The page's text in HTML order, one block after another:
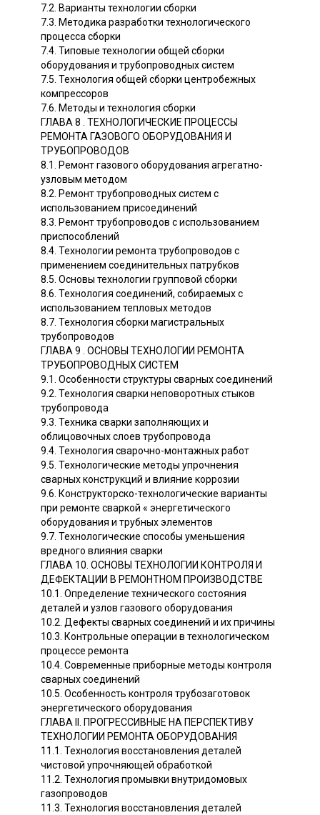
7.2. Варианты технологии сборки
7.3. Методика разработки технологического
процесса сборки
7.4. Типовые технологии общей сборки
оборудования и трубопроводных систем
7.5. Технология общей сборки центробежных
компрессоров
7.6. Методы и технология сборки
ГЛАВА 8 . ТЕХНОЛОГИЧЕСКИЕ ПРОЦЕССЫ
РЕМОНТА ГАЗОВОГО ОБОРУДОВАНИЯ И
ТРУБОПРОВОДОВ
8.1. Ремонт газового оборудования агрегатно-
узловым методом
8.2. Ремонт трубопроводных систем с
использованием присоединений
8.3. Ремонт трубопроводов с использованием
приспособлений
8.4. Технологии ремонта трубопроводов с
применением соединительных патрубков
8.5. Основы технологии групповой сборки
8.6. Технология соединений, собираемых с
использованием тепловых методов
8.7. Технология сборки магистральных
трубопроводов
ГЛАВА 9 . ОСНОВЫ ТЕХНОЛОГИИ РЕМОНТА
ТРУБОПРОВОДНЫХ СИСТЕМ
9.1. Особенности структуры сварных соединений
9.2. Технология сварки неповоротных стыков
трубопровода
9.3. Техника сварки заполняющих и
облицовочных слоев трубопровода
9.4. Технология сварочно-монтажных работ
9.5. Технологические методы упрочнения
сварных конструкций и влияние коррозии
9.6. Конструкторско-технологические варианты
при ремонте сваркой « энергетического
оборудования и трубных элементов
9.7. Технологические способы уменьшения
вредного влияния сварки
ГЛАВА 10. ОСНОВЫ ТЕХНОЛОГИИ КОНТРОЛЯ И
ДЕФЕКТАЦИИ В РЕМОНТНОМ ПРОИЗВОДСТВЕ
10.1. Определение технического состояния
деталей и узлов газового оборудования
10.2. Дефекты сварных соединений и их причины
10.3. Контрольные операции в технологическом
процессе ремонта
10.4. Современные приборные методы контроля
сварных соединений
10.5. Особенность контроля трубозаготовок
энергетического оборудования
ГЛАВА II. ПРОГРЕССИВНЫЕ НА ПЕРСПЕКТИВУ
ТЕХНОЛОГИИ РЕМОНТА ОБОРУДОВАНИЯ
11.1. Технология восстановления деталей
чистовой упрочняющей обработкой
11.2. Технология промывки внутридомовых
газопроводов
11.3. Технология восстановления деталей